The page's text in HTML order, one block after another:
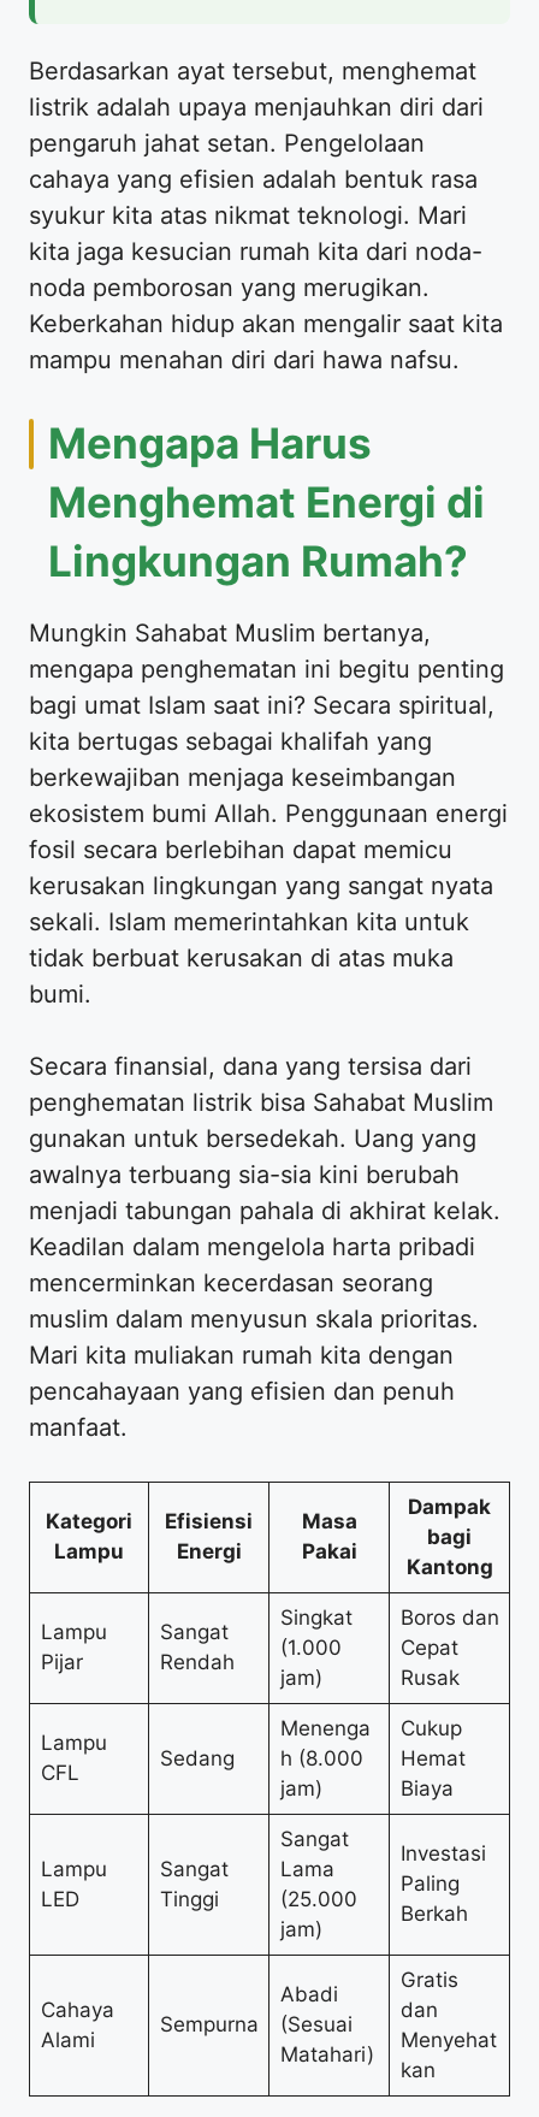
Berdasarkan ayat tersebut, menghemat
listrik adalah upaya menjauhkan diri dari
pengaruh jahat setan. Pengelolaan
cahaya yang efisien adalah bentuk rasa
syukur kita atas nikmat teknologi. Mari
kita jaga kesucian rumah kita dari noda-
noda pemborosan yang merugikan.
Keberkahan hidup akan mengalir saat kita
mampu menahan diri dari hawa nafsu.
Mengapa Harus
Menghemat Energi di
Lingkungan Rumah?
Mungkin Sahabat Muslim bertanya,
mengapa penghematan ini begitu penting
bagi umat Islam saat ini? Secara spiritual,
kita bertugas sebagai khalifah yang
berkewajiban menjaga keseimbangan
ekosistem bumi Allah. Penggunaan energi
fosil secara berlebihan dapat memicu
kerusakan lingkungan yang sangat nyata
sekali. Islam memerintahkan kita untuk
tidak berbuat kerusakan di atas muka
bumi.
Secara finansial, dana yang tersisa dari
penghematan listrik bisa Sahabat Muslim
gunakan untuk bersedekah. Uang yang
awalnya terbuang sia-sia kini berubah
menjadi tabungan pahala di akhirat kelak.
Keadilan dalam mengelola harta pribadi
mencerminkan kecerdasan seorang
muslim dalam menyusun skala prioritas.
Mari kita muliakan rumah kita dengan
pencahayaan yang efisien dan penuh
manfaat.
Kategori
Lampu
Efisiensi
Energi
Masa
Pakai
Dampak
bagi
Kantong
Lampu
Pijar
Sangat
Rendah
Singkat
(1.000
jam)
Boros dan
Cepat
Rusak
Lampu
CFL
Sedang
Menenga
h (8.000
jam)
Cukup
Hemat
Biaya
Lampu
LED
Sangat
Tinggi
Sangat
Lama
(25.000
jam)
Investasi
Paling
Berkah
Cahaya
Alami
Sempurna
Abadi
(Sesuai
Matahari)
Gratis
dan
Menyehat
kan